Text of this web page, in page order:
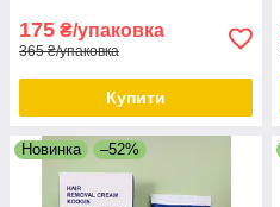
175 ₴/упаковка
365 ₴/упаковка
Купити
Новинка –52%